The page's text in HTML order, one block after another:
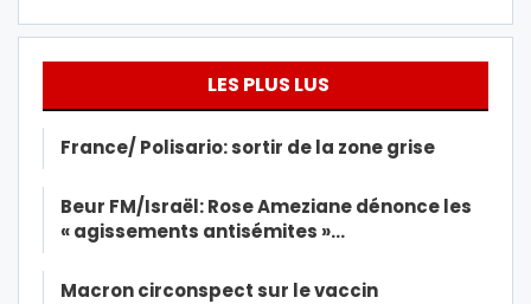
LES PLUS LUS
France/ Polisario: sortir de la zone grise
Beur FM/Israël: Rose Ameziane dénonce les
« agissements antisémites »…
Macron circonspect sur le vaccin